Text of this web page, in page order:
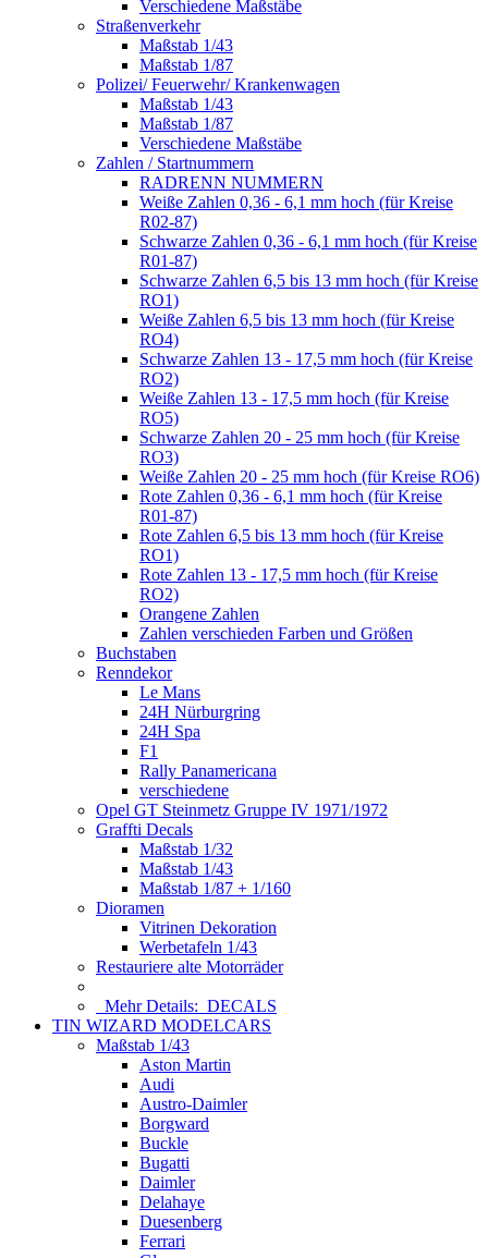
Verschiedene Maßstäbe
Straßenverkehr
Maßstab 1/43
Maßstab 1/87
Polizei/ Feuerwehr/ Krankenwagen
Maßstab 1/43
Maßstab 1/87
Verschiedene Maßstäbe
Zahlen / Startnummern
RADRENN NUMMERN
Weiße Zahlen 0,36 - 6,1 mm hoch (für Kreise
R02-87)
Schwarze Zahlen 0,36 - 6,1 mm hoch (für Kreise
R01-87)
Schwarze Zahlen 6,5 bis 13 mm hoch (für Kreise
RO1)
Weiße Zahlen 6,5 bis 13 mm hoch (für Kreise
RO4)
Schwarze Zahlen 13 - 17,5 mm hoch (für Kreise
RO2)
Weiße Zahlen 13 - 17,5 mm hoch (für Kreise
RO5)
Schwarze Zahlen 20 - 25 mm hoch (für Kreise
RO3)
Weiße Zahlen 20 - 25 mm hoch (für Kreise RO6)
Rote Zahlen 0,36 - 6,1 mm hoch (für Kreise
R01-87)
Rote Zahlen 6,5 bis 13 mm hoch (für Kreise
RO1)
Rote Zahlen 13 - 17,5 mm hoch (für Kreise
RO2)
Orangene Zahlen
Zahlen verschieden Farben und Größen
Buchstaben
Renndekor
Le Mans
24H Nürburgring
24H Spa
F1
Rally Panamericana
verschiedene
Opel GT Steinmetz Gruppe IV 1971/1972
Graffti Decals
Maßstab 1/32
Maßstab 1/43
Maßstab 1/87 + 1/160
Dioramen
Vitrinen Dekoration
Werbetafeln 1/43
Restauriere alte Motorräder
Mehr Details: DECALS
TIN WIZARD MODELCARS
Maßstab 1/43
Aston Martin
Audi
Austro-Daimler
Borgward
Buckle
Bugatti
Daimler
Delahaye
Duesenberg
Ferrari